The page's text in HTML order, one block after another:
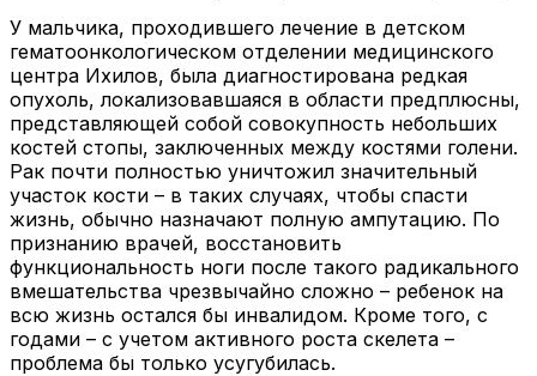
У мальчика, проходившего лечение в детском
гематоонкологическом отделении медицинского
центра Ихилов, была диагностирована редкая
опухоль, локализовавшаяся в области предплюсны,
представляющей собой совокупность небольших
костей стопы, заключенных между костями голени.
Рак почти полностью уничтожил значительный
участок кости – в таких случаях, чтобы спасти
жизнь, обычно назначают полную ампутацию. По
признанию врачей, восстановить
функциональность ноги после такого радикального
вмешательства чрезвычайно сложно – ребенок на
всю жизнь остался бы инвалидом. Кроме того, с
годами – с учетом активного роста скелета –
проблема бы только усугубилась.